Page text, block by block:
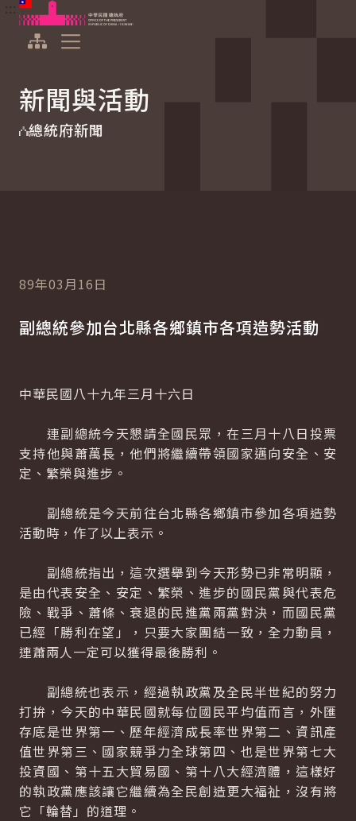
跳到主要內容
中華民國總統府
新聞與活動
總統府新聞
89年03月16日
副總統參加台北縣各鄉鎮市各項造勢活動
中華民國八十九年三月十六日
連副總統今天懇請全國民眾，在三月十八日投票
支持他與蕭萬長，他們將繼續帶領國家邁向安全、安
定、繁榮與進步。
副總統是今天前往台北縣各鄉鎮市參加各項造勢
活動時，作了以上表示。
副總統指出，這次選舉到今天形勢已非常明顯，
是由代表安全、安定、繁榮、進步的國民黨與代表危
險、戰爭、蕭條、衰退的民進黨兩黨對決，而國民黨
已經「勝利在望」，只要大家團結一致，全力動員，
連蕭兩人一定可以獲得最後勝利。
副總統也表示，經過執政黨及全民半世紀的努力
打拚，今天的中華民國就每位國民平均值而言，外匯
存底是世界第一、歷年經濟成長率世界第二、資訊產
值世界第三、國家競爭力全球第四、也是世界第七大
投資國、第十五大貿易國、第十八大經濟體，這樣好
的執政黨應該讓它繼續為全民創造更大福祉，沒有將
它「輪替」的道理。